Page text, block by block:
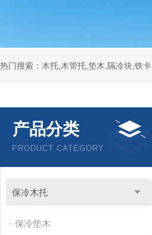
热门搜索：木托,木管托,垫木,隔冷块,铁卡
产品分类
PRODUCT CATEGORY
保冷木托
保冷垫木